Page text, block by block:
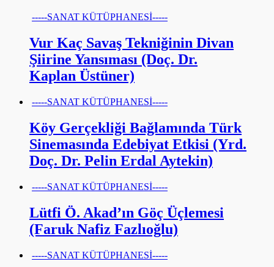
-----SANAT KÜTÜPHANESİ-----
Vur Kaç Savaş Tekniğinin Divan
Şiirine Yansıması (Doç. Dr.
Kaplan Üstüner)
-----SANAT KÜTÜPHANESİ-----
Köy Gerçekliği Bağlamında Türk
Sinemasında Edebiyat Etkisi (Yrd.
Doç. Dr. Pelin Erdal Aytekin)
-----SANAT KÜTÜPHANESİ-----
Lütfi Ö. Akad’ın Göç Üçlemesi
(Faruk Nafiz Fazlıoğlu)
-----SANAT KÜTÜPHANESİ-----